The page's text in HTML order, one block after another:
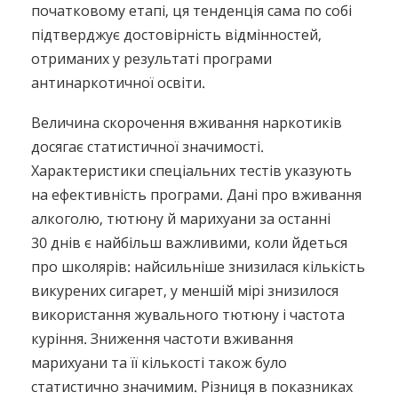
початковому етапі, ця тенденція сама по собі
підтверджує достовірність відмінностей,
отриманих у результаті програми
антинаркотичної освіти.
Величина скорочення вживання наркотиків
досягає статистичної значимості.
Характеристики спеціальних тестів указують
на ефективність програми. Дані про вживання
алкоголю, тютюну й марихуани за останні
30 днів є найбільш важливими, коли йдеться
про школярів: найсильніше знизилася кількість
викурених сигарет, у меншій мірі знизилося
використання жувального тютюну і частота
куріння. Зниження частоти вживання
марихуани та її кількості також було
статистично значимим. Різниця в показниках